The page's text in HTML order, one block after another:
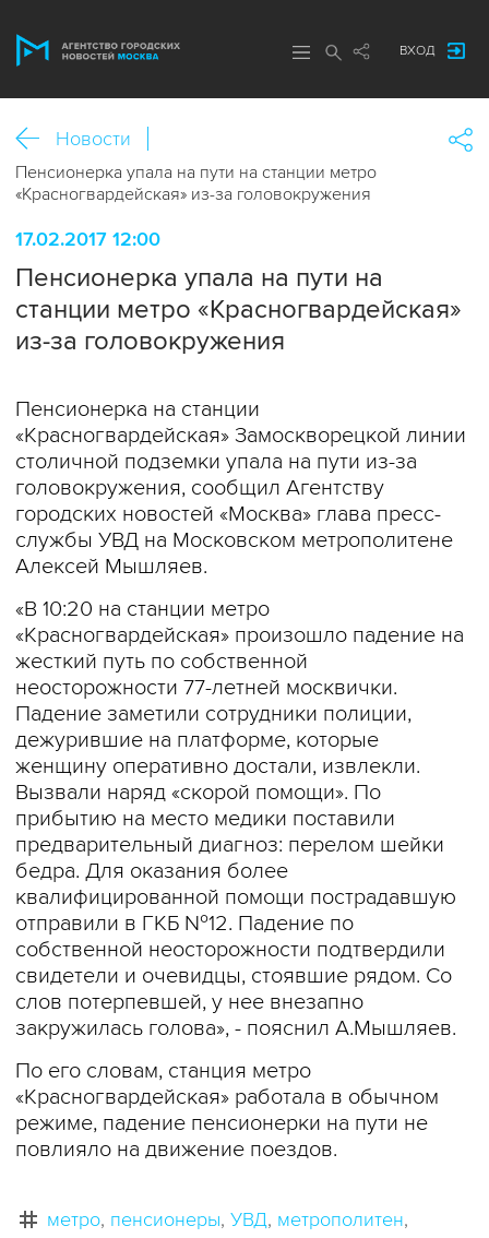
ВХОД
Новости
Пенсионерка упала на пути на станции метро
«Красногвардейская» из-за головокружения
17.02.2017 12:00
Пенсионерка упала на пути на
станции метро «Красногвардейская»
из-за головокружения
Пенсионерка на станции
«Красногвардейская» Замоскворецкой линии
столичной подземки упала на пути из-за
головокружения, сообщил Агентству
городских новостей «Москва» глава пресс-
службы УВД на Московском метрополитене
Алексей Мышляев.
«В 10:20 на станции метро
«Красногвардейская» произошло падение на
жесткий путь по собственной
неосторожности 77-летней москвички.
Падение заметили сотрудники полиции,
дежурившие на платформе, которые
женщину оперативно достали, извлекли.
Вызвали наряд «скорой помощи». По
прибытию на место медики поставили
предварительный диагноз: перелом шейки
бедра. Для оказания более
квалифицированной помощи пострадавшую
отправили в ГКБ №12. Падение по
собственной неосторожности подтвердили
свидетели и очевидцы, стоявшие рядом. Со
слов потерпевшей, у нее внезапно
закружилась голова», - пояснил А.Мышляев.
По его словам, станция метро
«Красногвардейская» работала в обычном
режиме, падение пенсионерки на пути не
повлияло на движение поездов.
метро пенсионеры УВД метрополитен